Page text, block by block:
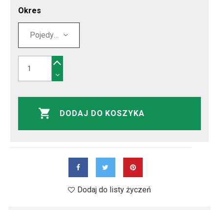
Okres
DODAJ DO KOSZYKA
Dodaj do listy życzeń